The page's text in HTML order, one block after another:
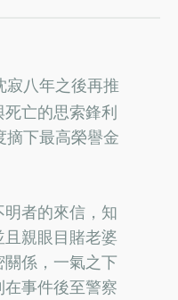
寂八年之後再推
亡的思索鋒利
摘下最高榮譽金
者的來信，知
親眼目賭老婆
係，一氣之下
事件後至警察